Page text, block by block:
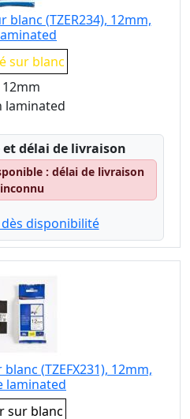
(TZER234), 12mm,
sur blanc
12mm
laminated
délai de livraison
: délai de livraison
inconnu
disponibilité
(TZEFX231), 12mm,
laminated
sur blanc